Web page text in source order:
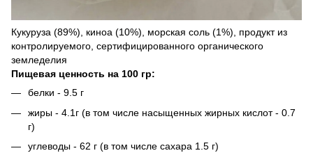
Кукуруза (89%), киноа (10%), морская соль (1%), продукт из
контролируемого, сертифицированного органического
земледелия
Пищевая ценность на 100 гр:
белки - 9.5 г
жиры - 4.1г (в том числе насыщенных жирных кислот - 0.7
г)
углеводы - 62 г (в том числе сахара 1.5 г)